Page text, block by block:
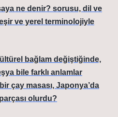
ne denir? sorusu, dil ve
ve yerel terminolojiyle
bağlam değiştiğinde,
bile farklı anlamlar
çay masası, Japonya’da
olurdu?